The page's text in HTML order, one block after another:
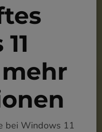
bei Windows 11